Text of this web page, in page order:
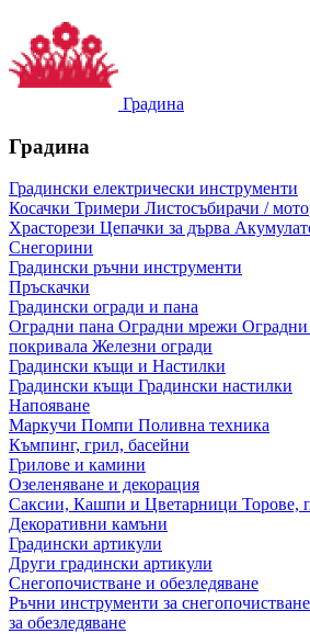
Градина
Градина
Градински електрически инструменти
Косачки Тримери Листосъбирачи /
Храсторези Цепачки за дърва
Снегорини
Градински ръчни инструменти
Пръскачки
Градински огради и пана
Оградни пана Оградни мрежи Оградни
покривала Железни огради
Градински къщи и Настилки
Градински къщи Градински настилки
Напояване
Маркучи Помпи Поливна техника
Къмпинг, грил, басейни
Грилове и камини
Озеленяване и декорация
Саксии, Кашпи и Цветарници Торове,
Декоративни камъни
Градински артикули
Други градински артикули
Снегопочистване и обезледяване
Ръчни инструменти за снегопочистване
за обезледяване